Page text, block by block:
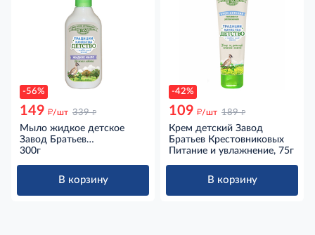
-56%
149 д/шт 339 д
Мыло жидкое детское
Завод Братьев
Крестовниковых Нежная
300г
В корзину
-42%
109 д/шт 189 д
Крем детский Завод
Братьев Крестовниковых
Питание и увлажнение, 75г
В корзину